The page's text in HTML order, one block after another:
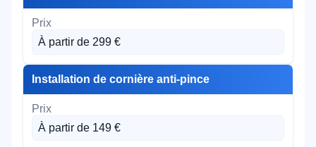
À partir de 299 €
Installation de cornière anti-pince
À partir de 149 €